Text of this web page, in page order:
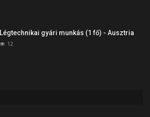
Légtechnikai gyári munkás (1 fő) - Ausztria
12